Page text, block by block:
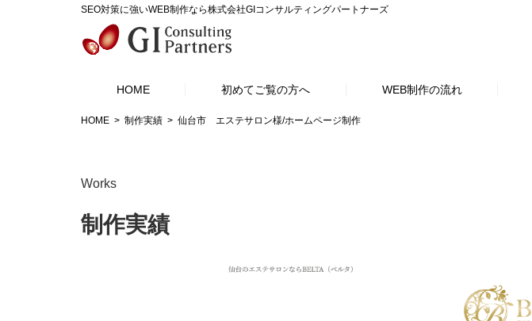
SEO対策に強いWEB制作なら株式会社GIコンサルティングパートナーズ
HOME 初めてご覧の方へ WEB制作の流れ
HOME 制作実績 仙台市 エステサロン様/ホームページ制作
Works
制作実績